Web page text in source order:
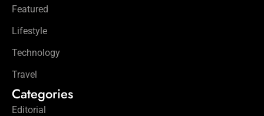
Featured
Lifestyle
Technology
Travel
Categories
Editorial